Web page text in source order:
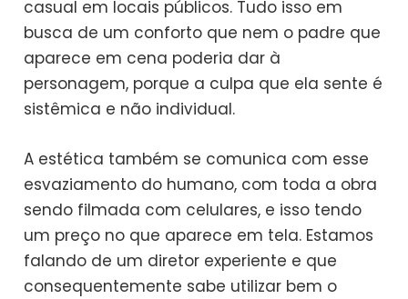
casual em locais públicos. Tudo isso em
busca de um conforto que nem o padre que
aparece em cena poderia dar à
personagem, porque a culpa que ela sente é
sistêmica e não individual.
A estética também se comunica com esse
esvaziamento do humano, com toda a obra
sendo filmada com celulares, e isso tendo
um preço no que aparece em tela. Estamos
falando de um diretor experiente e que
consequentemente sabe utilizar bem o